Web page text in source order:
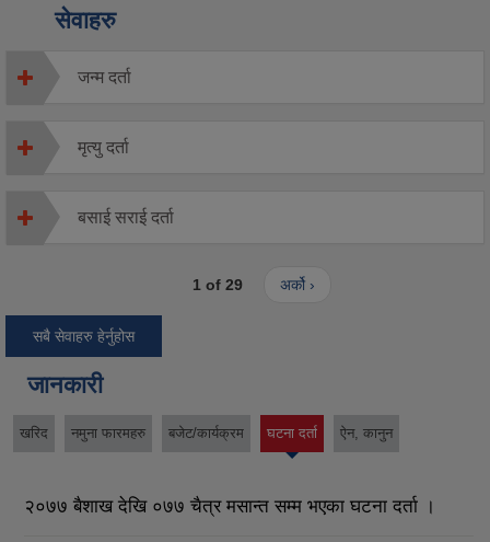
सेवाहरु
जन्म दर्ता
मृत्यु दर्ता
बसाई सराई दर्ता
1 of 29 अर्को ›
सबै सेवाहरु हेर्नुहोस
जानकारी
खरिद नमुना फारमहरु बजेट/कार्यक्रम घटना दर्ता
(active
ऐन, कानुन
२०७७ बैशाख देखि ०७७ चैत्र मसान्त सम्म भएका घटना दर्ता ।